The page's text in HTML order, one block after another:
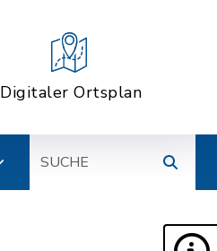
Digitaler Ortsplan